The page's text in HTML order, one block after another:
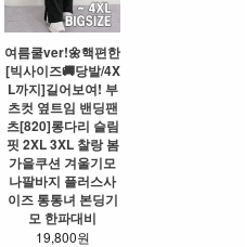
여름쿨ver!🌼핵편한
[빅사이즈🚚당발/4X
L까지]길어보여! 부
츠컷 옆트임 밴딩팬
츠[820]롱다리 슬림
핏 2XL 3XL 찰랑 봄
가을쿠션 겨울기모
나팔바지 플러스사
이즈 통통녀 본딩기
모 한파대비
19,800원